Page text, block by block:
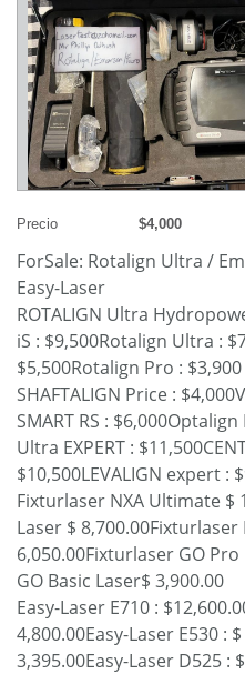
Precio $4,000
ForSale: Rotalign Ultra /
Easy-Laser
ROTALIGN Ultra
iS : $9,500Rotalign Ultra :
$5,500Rotalign Pro : $3,900
SHAFTALIGN Price :
SMART RS : $6,000Optalign
Ultra EXPERT :
$10,500LEVALIGN expert :
Fixturlaser NXA Ultimate $
Laser $ 8,700.00Fixturlaser
6,050.00Fixturlaser GO
GO Basic Laser$ 3,900.00
Easy-Laser E710 :
4,800.00Easy-Laser E530 :
3,395.00Easy-Laser D525 :